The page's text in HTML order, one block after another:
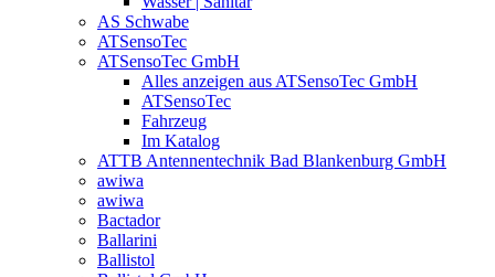
AS Schwabe
ATSensoTec
ATSensoTec GmbH
Alles anzeigen aus ATSensoTec GmbH
ATSensoTec
Fahrzeug
Im Katalog
ATTB Antennentechnik Bad Blankenburg GmbH
awiwa
awiwa
Bactador
Ballarini
Ballistol